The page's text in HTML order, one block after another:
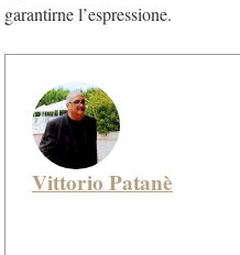
garantirne l’espressione.
Vittorio Patanè